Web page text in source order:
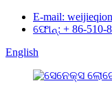
E-mail:
ଫୋନ୍: + 86-510-
English